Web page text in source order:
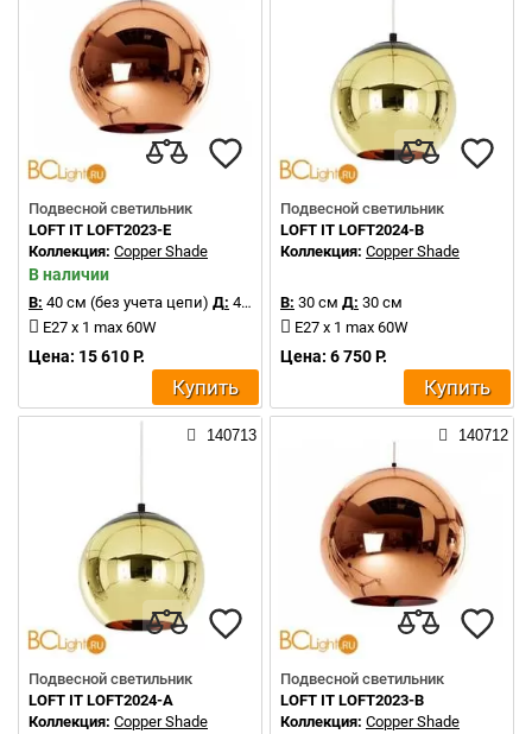
Подвесной светильник
LOFT IT LOFT2023-E
Коллекция: Copper Shade
В наличии
В: 40 см (без учета цепи) Д: 40 см
E27 x 1 max 60W
Цена: 15 610 Р.
Купить
Подвесной светильник
LOFT IT LOFT2024-B
Коллекция: Copper Shade
В: 30 см Д: 30 см
E27 x 1 max 60W
Цена: 6 750 Р.
Купить
140713
Подвесной светильник
LOFT IT LOFT2024-A
Коллекция: Copper Shade
140712
Подвесной светильник
LOFT IT LOFT2023-B
Коллекция: Copper Shade